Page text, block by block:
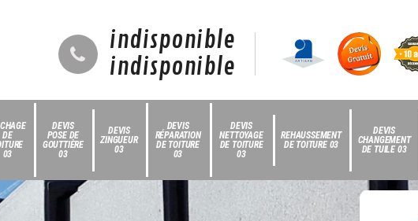
indisponible
indisponible
DE
03
DEVIS
POSE DE
GOUTTIÈRE
03
DEVIS
ZINGUEUR
03
DEVIS
RÉPARATION
DE TOITURE
03
DEVIS
NETTOYAGE
DE TOITURE
03
REHAUSSEMENT
DE TOITURE 03
DEVIS
CHANGEMENT
DE TUILE 03